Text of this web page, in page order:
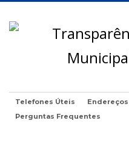
Telefones Úteis Endereços
Perguntas Frequentes